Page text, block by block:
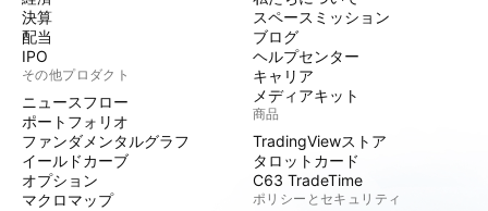
決算
配当
IPO
その他プロダクト
ニュースフロー
ポートフォリオ
ファンダメンタルグラフ
イールドカーブ
オプション
マクロマップ
スペースミッション
ブログ
ヘルプセンター
キャリア
メディアキット
商品
TradingViewストア
タロットカード
C63 TradeTime
ポリシーとセキュリティ